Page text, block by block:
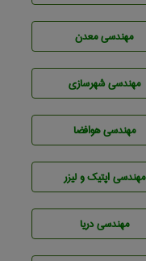
مهندسی معدن
مهندسی شهرسازی
مهندسی هوافضا
مهندسی اپتیک و لیزر
مهندسی دریا